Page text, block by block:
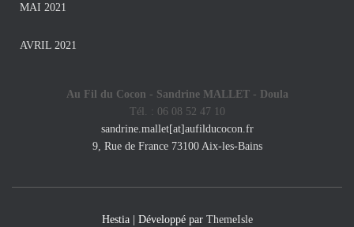
MAI 2021
AVRIL 2021
Au Fil du Cocon - Sandrine MALLET - Doula
Tél. : 06 08 52 47 10
sandrine.mallet[at]aufilducocon.fr
9, Rue de France 73100 Aix-les-Bains
Hestia | Développé par ThemeIsle